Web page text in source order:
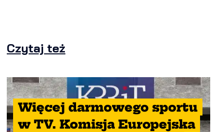
Czytaj też
Więcej darmowego sportu
w TV. Komisja Europejska